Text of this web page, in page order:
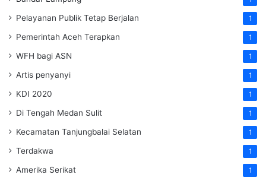
Pelayanan Publik Tetap Berjalan 1
Pemerintah Aceh Terapkan 1
WFH bagi ASN 1
Artis penyanyi 1
KDI 2020 1
Di Tengah Medan Sulit 1
Kecamatan Tanjungbalai Selatan 1
Terdakwa 1
Amerika Serikat 1